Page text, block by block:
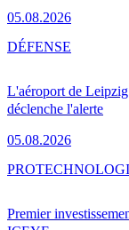
05.08.2026
L'aéroport de
déclenche l'alerte
05.08.2026
DÉFENSE
Premier
PRO